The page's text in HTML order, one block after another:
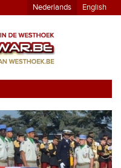
Nederlands English